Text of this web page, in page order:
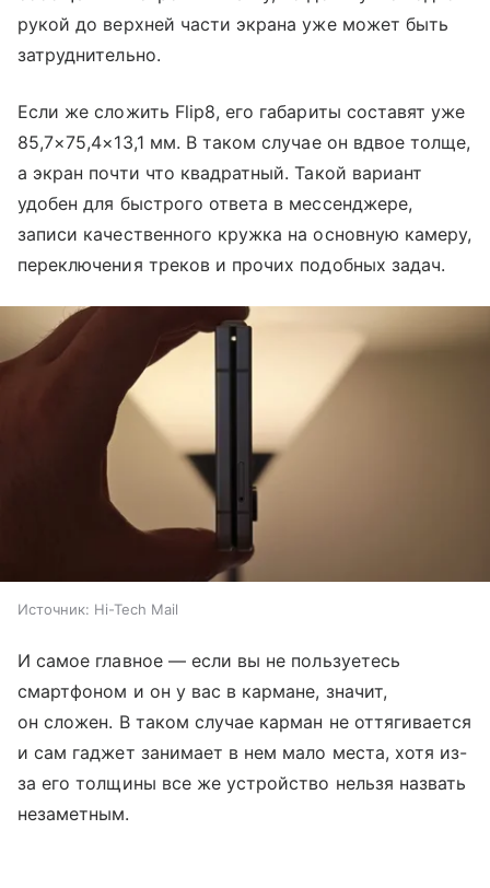
рукой до верхней части экрана уже может быть
затруднительно.
Если же сложить Flip8, его габариты составят уже
85,7×75,4×13,1 мм. В таком случае он вдвое толще,
а экран почти что квадратный. Такой вариант
удобен для быстрого ответа в мессенджере,
записи качественного кружка на основную камеру,
переключения треков и прочих подобных задач.
Источник: Hi-Tech Mail
И самое главное — если вы не пользуетесь
смартфоном и он у вас в кармане, значит,
он сложен. В таком случае карман не оттягивается
и сам гаджет занимает в нем мало места, хотя из-
за его толщины все же устройство нельзя назвать
незаметным.